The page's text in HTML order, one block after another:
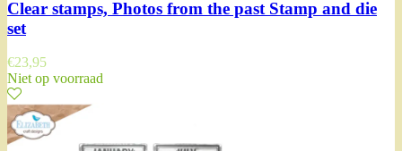
Clear stamps, Photos from the past Stamp and die
set
€23,95
Niet op voorraad